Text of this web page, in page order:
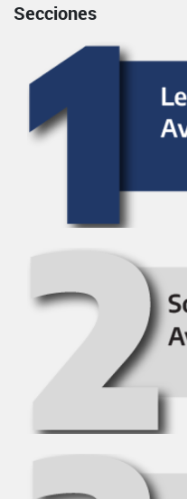
Secciones